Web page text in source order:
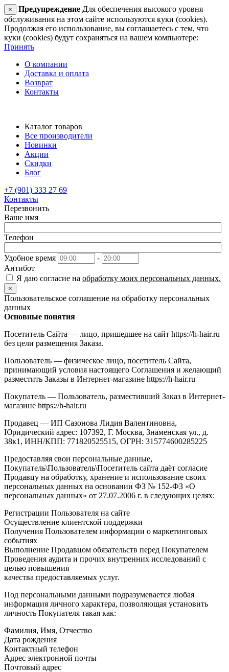
× Предупреждение Для обеспечения высокого уровня
обслуживания на этом сайте используются куки (cookies).
Продолжая его использование, вы соглашаетесь с тем, что
куки (cookies) будут сохраняться на вашем компьютере:
Принять
О компании
Доставка и оплата
Возврат
Контакты
Каталог товаров
Все производители
Новинки
Акции
Скидки
Блог
+7 (901) 333 27 69
Контакты
Перезвонить
Ваше имя
Телефон
Удобное время
-
Антибот
Я даю согласие на обработку моих персональных данных.
×
Пользовательское соглашение на обработку персональных
данных
Основные понятия
Посетитель Сайта — лицо, пришедшее на сайт https://h-hair.ru
без цели размещения Заказа.
Пользователь — физическое лицо, посетитель Сайта,
принимающий условия настоящего Соглашения и желающий
разместить Заказы в Интернет-магазине https://h-hair.ru
Покупатель — Пользователь, разместивший Заказ в Интернет-
магазине https://h-hair.ru
Продавец — ИП Сазонова Лидия Валентиновна,
Юридический адрес: 107392, Г. Москва, Знаменская ул., д.
38к1, ИНН/КПП: 771820525515, ОГРН: 315774600285225
Предоставляя свои персональные данные,
Покупатель\Пользователь\Посетитель сайта даёт согласие
Продавцу на обработку, хранение и использование своих
персональных данных на основании ФЗ № 152-ФЗ «О
персональных данных» от 27.07.2006 г. в следующих целях:
Регистрации Пользователя на сайте
Осуществление клиентской поддержки
Получения Пользователем информации о маркетинговых
событиях
Выполнение Продавцом обязательств перед Покупателем
Проведения аудита и прочих внутренних исследований с
целью повышения
качества предоставляемых услуг.
Под персональными данными подразумевается любая
информация личного характера, позволяющая установить
личность Покупателя такая как:
Фамилия, Имя, Отчество
Дата рождения
Контактный телефон
Адрес электронной почты
Почтовый адрес